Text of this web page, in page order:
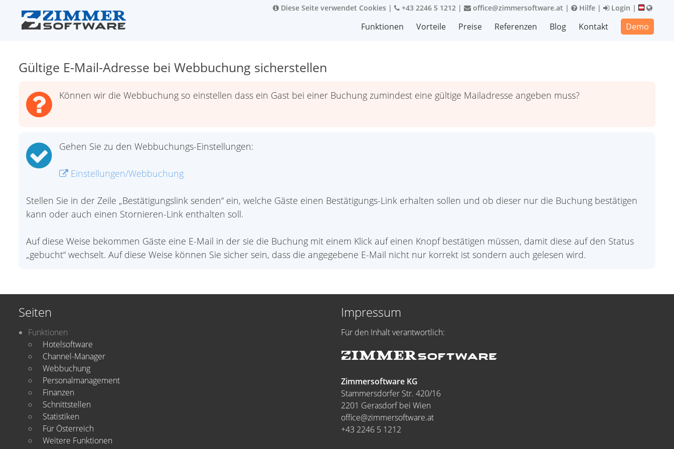
Diese Seite verwendet Cookies | +43 2246 5 1212 | office@zimmersoftware.at | Hilfe | Login |
Funktionen Vorteile Preise Referenzen Blog Kontakt Demo
Gültige E-Mail-Adresse bei Webbuchung sicherstellen
Können wir die Webbuchung so einstellen dass ein Gast bei einer Buchung zumindest eine gültige Mailadresse angeben muss?
Gehen Sie zu den Webbuchungs-Einstellungen:
Einstellungen/Webbuchung
Stellen Sie in der Zeile „Bestätigungslink senden“ ein, welche Gäste einen Bestätigungs-Link erhalten sollen und ob dieser nur die Buchung bestätigen
kann oder auch einen Stornieren-Link enthalten soll.
Auf diese Weise bekommen Gäste eine E-Mail in der sie die Buchung mit einem Klick auf einen Knopf bestätigen müssen, damit diese auf den Status
„gebucht“ wechselt. Auf diese Weise können Sie sicher sein, dass die angegebene E-Mail nicht nur korrekt ist sondern auch gelesen wird.
Seiten
Funktionen
Hotelsoftware
Channel-Manager
Webbuchung
Personalmanagement
Finanzen
Schnittstellen
Statistiken
Für Österreich
Weitere Funktionen
Impressum
Für den Inhalt verantwortlich:
Zimmersoftware KG
Stammersdorfer Str. 420/16
2201 Gerasdorf bei Wien
office@zimmersoftware.at
+43 2246 5 1212